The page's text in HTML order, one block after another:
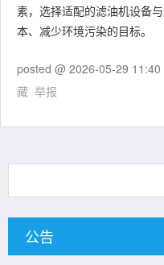
素，选择适配的滤油机设备
本、减少环境污染的目标。
posted @ 2026-05-29 11:40
藏 举报
公告